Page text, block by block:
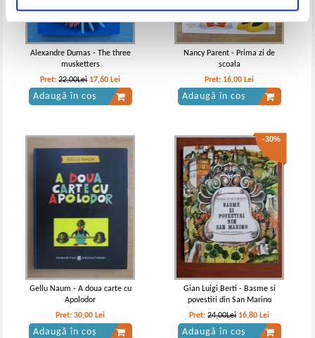
Alexandre Dumas - The three
musketters
Pret:22,00Lei 17,60 Lei
Adaugă în coș
Nancy Parent - Prima zi de
scoala
Pret: 16,00 Lei
Adaugă în coș
Gellu Naum - A doua carte cu
Apolodor
Pret:30,00 Lei
Adaugă în coș
-30%
Gian Luigi Berti - Basme si
povestiri din San Marino
Pret:24,00Lei 16,80 Lei
Adaugă în coș